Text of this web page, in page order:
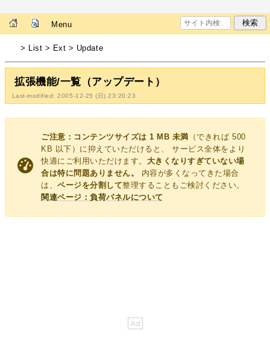
Menu
> List > Ext > Update
拡張機能/一覧（アップデート）
Last-modified: 2005-12-25 (日) 23:20:23
ご注意：コンテンツサイズは 1 MB 未満 （できれば 500
KB 以下）に抑えていただけると、 サービス全体をより
快適にご利用いただけます。 大きくなりすぎていない場
合は特に問題ありません。
内容が多くなってきた場合
は、ページを分割して整理することもご検討ください。
関連ページ：負荷パネルについて